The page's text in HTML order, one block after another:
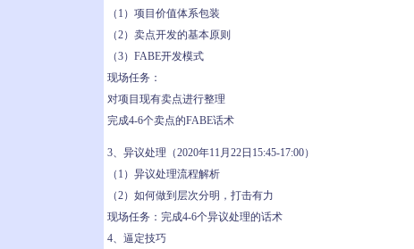
（1）项目价值体系包装
（2）卖点开发的基本原则
（3）FABE开发模式
现场任务：
对项目现有卖点进行整理
完成4-6个卖点的FABE话术
3、异议处理（2020年11月22日15:45-17:00）
（1）异议处理流程解析
（2）如何做到层次分明，打击有力
现场任务：完成4-6个异议处理的话术
4、逼定技巧